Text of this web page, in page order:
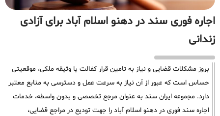
اجاره فوری سند در دهنو اسلام آباد برای آزادی
زندانی
بروز مشکلات قضایی و نیاز به تامین قرار کفالت یا وثیقه ملکی، موقعیتی
حساس است که عبور از آن نیاز به سرعت عمل و دسترسی به منابع معتبر
دارد. مجموعه ایران سند به عنوان مرجع تخصصی و بدون واسطه، خدمات
اجاره سند فوری در دهنو اسلام آباد را جهت تودیع در مراجع قضایی،